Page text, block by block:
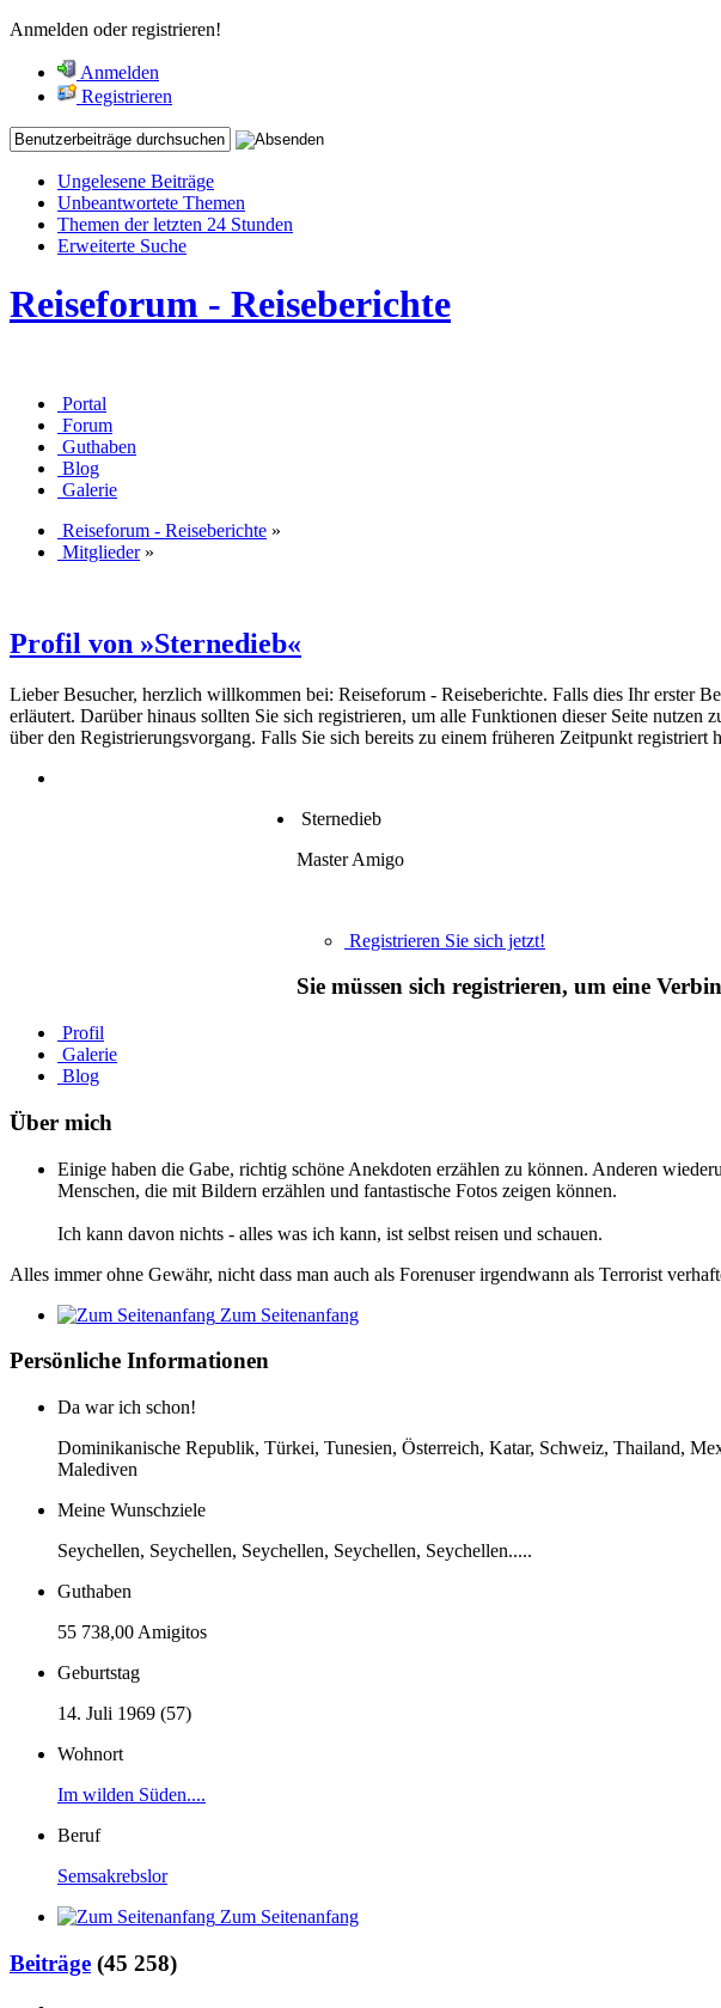
Anmelden oder registrieren!
Anmelden
Registrieren
Ungelesene Beiträge
Unbeantwortete Themen
Themen der letzten 24 Stunden
Erweiterte Suche
Reiseforum - Reiseberichte
Portal
Forum
Guthaben
Blog
Galerie
Reiseforum - Reiseberichte »
Mitglieder»
Profil von »Sternedieb«
Lieber Besucher, herzlich willkommen bei: Reiseforum - Reiseberichte. Falls dies Ihr erster
erläutert. Darüber hinaus sollten Sie sich registrieren, um alle Funktionen dieser Seite nutzen
über den Registrierungsvorgang. Falls Sie sich bereits zu einem früheren Zeitpunkt registriert
Sternedieb
Master Amigo
Registrieren Sie sich jetzt!
Sie müssen sich registrieren, um eine
Profil
Galerie
Blog
Über mich
Einige haben die Gabe, richtig schöne Anekdoten erzählen zu können. Anderen
Menschen, die mit Bildern erzählen und fantastische Fotos zeigen können.
Ich kann davon nichts - alles was ich kann, ist selbst reisen und schauen.
Alles immer ohne Gewähr, nicht dass man auch als Forenuser irgendwann als Terrorist
Zum Seitenanfang
Persönliche Informationen
Da war ich schon!
Dominikanische Republik, Türkei, Tunesien, Österreich, Katar, Schweiz, Thailand,
Malediven
Meine Wunschziele
Seychellen, Seychellen, Seychellen, Seychellen, Seychellen.....
Guthaben
55 738,00 Amigitos
Geburtstag
14. Juli 1969 (57)
Wohnort
Im wilden Süden....
Beruf
Semsakrebslor
Zum Seitenanfang
Beiträge (45 258)